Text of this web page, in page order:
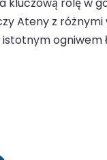
Ateny z